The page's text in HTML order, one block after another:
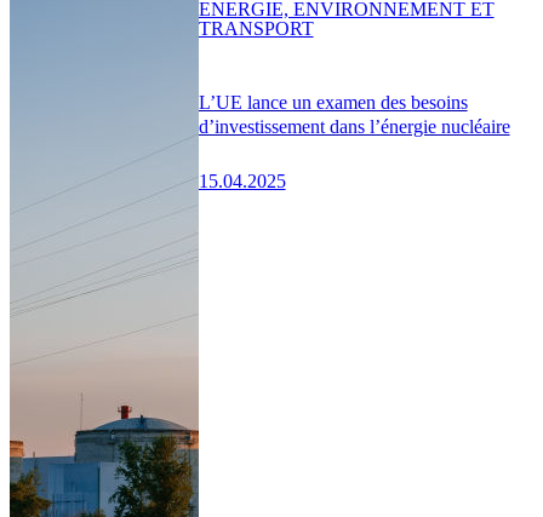
L’UE lance un examen des besoins
d’investissement dans l’énergie nucléaire
15.04.2025
ENERGIE, ENVIRONNEMENT ET
TRANSPORT